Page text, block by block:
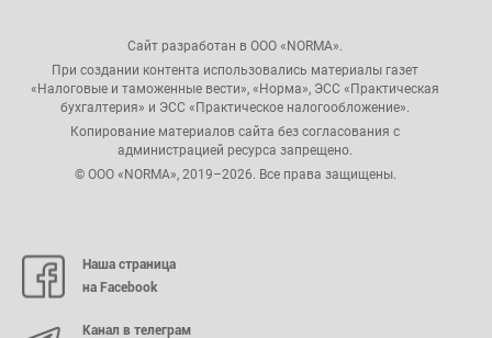
Сайт разработан в ООО «NORMA».
При создании контента использовались материалы газет
«Налоговые и таможенные вести», «Норма», ЭСС «Практическая
бухгалтерия» и ЭСС «Практическое налогообложение».
Копирование материалов сайта без согласования с
администрацией ресурса запрещено.
© ООО «NORMA», 2019–2026. Все права защищены.
Наша страница
на Facebook
Канал в телеграм